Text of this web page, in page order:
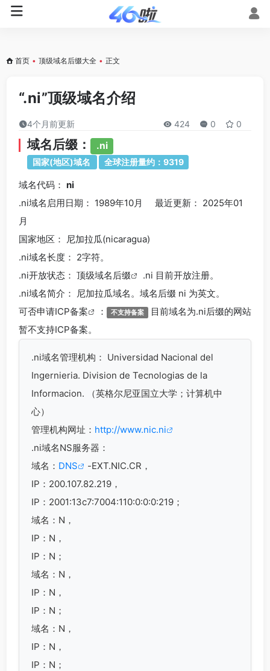
首页 • 顶级域名后缀大全 • 正文
“.ni”顶级域名介绍
4个月前更新 424 0 0
域名后缀： .ni
国家(地区)域名 全球注册量约：9319
域名代码： ni
.ni域名 启用日期： 1989年10月 最近更新： 2025年01
月
国家地区： 尼加拉瓜(nicaragua)
.ni域名长度： 2字符。
.ni开放状态： 顶级域名后缀
.ni 目前开放注册。
.ni域名简介： 尼加拉瓜域名。域名后缀 ni 为英文。
可否申请ICP备案 ： 不支持备案 目前域名为.ni后缀的网站
暂不支持ICP备案。
.ni域名管理机构： Universidad Nacional del
Ingernieria. Division de Tecnologias de la
Informacion. （英格尔尼亚国立大学；计算机中
心）
管理机构网址： http://www.nic.ni
.ni域名NS服务器：
域名： DNS
-EXT.NIC.CR，
IP：200.107.82.219，
IP：2001:13c7:7004:110:0:0:0:219；
域名：N，
IP：N，
IP：N；
域名：N，
IP：N，
IP：N；
域名：N，
IP：N，
IP：N；